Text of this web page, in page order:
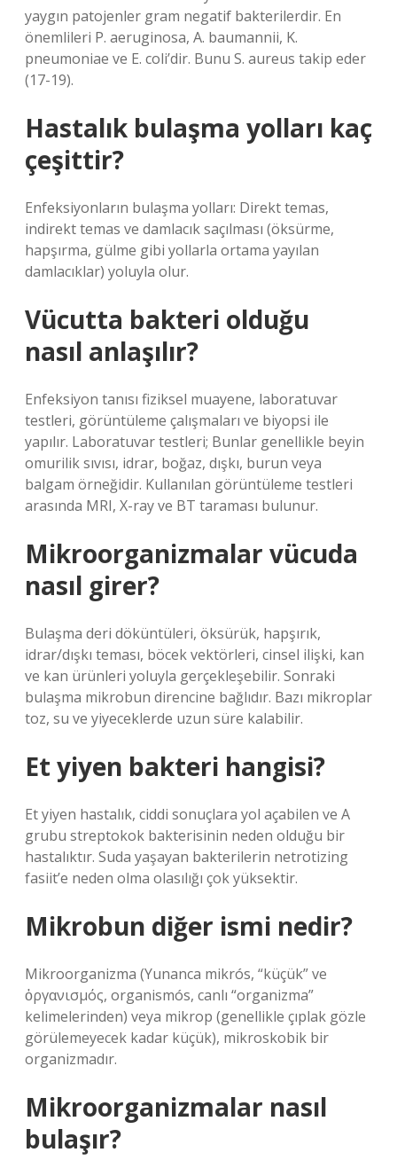
yaygın patojenler gram negatif bakterilerdir. En
önemlileri P. aeruginosa, A. baumannii, K.
pneumoniae ve E. coli’dir. Bunu S. aureus takip eder
(17-19).
Hastalık bulaşma yolları kaç
çeşittir?
Enfeksiyonların bulaşma yolları: Direkt temas,
indirekt temas ve damlacık saçılması (öksürme,
hapşırma, gülme gibi yollarla ortama yayılan
damlacıklar) yoluyla olur.
Vücutta bakteri olduğu
nasıl anlaşılır?
Enfeksiyon tanısı fiziksel muayene, laboratuvar
testleri, görüntüleme çalışmaları ve biyopsi ile
yapılır. Laboratuvar testleri; Bunlar genellikle beyin
omurilik sıvısı, idrar, boğaz, dışkı, burun veya
balgam örneğidir. Kullanılan görüntüleme testleri
arasında MRI, X-ray ve BT taraması bulunur.
Mikroorganizmalar vücuda
nasıl girer?
Bulaşma deri döküntüleri, öksürük, hapşırık,
idrar/dışkı teması, böcek vektörleri, cinsel ilişki, kan
ve kan ürünleri yoluyla gerçekleşebilir. Sonraki
bulaşma mikrobun direncine bağlıdır. Bazı mikroplar
toz, su ve yiyeceklerde uzun süre kalabilir.
Et yiyen bakteri hangisi?
Et yiyen hastalık, ciddi sonuçlara yol açabilen ve A
grubu streptokok bakterisinin neden olduğu bir
hastalıktır. Suda yaşayan bakterilerin netrotizing
fasiit’e neden olma olasılığı çok yüksektir.
Mikrobun diğer ismi nedir?
Mikroorganizma (Yunanca mikrós, “küçük” ve
ὀργανισμός, organismós, canlı “organizma”
kelimelerinden) veya mikrop (genellikle çıplak gözle
görülemeyecek kadar küçük), mikroskobik bir
organizmadır.
Mikroorganizmalar nasıl
bulaşır?